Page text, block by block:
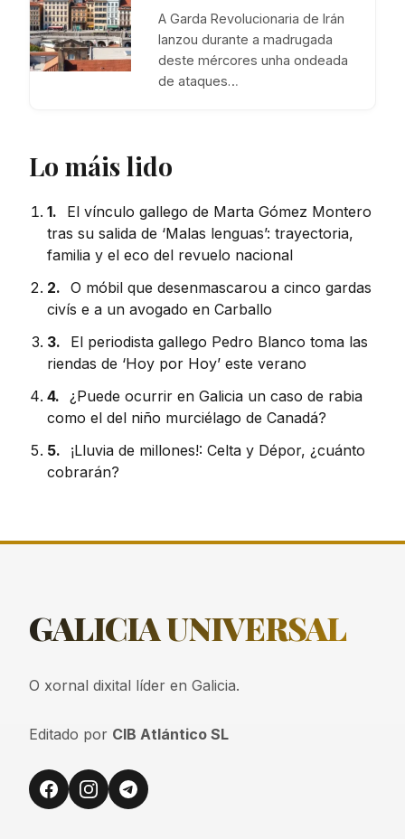
A Garda Revolucionaria de Irán
lanzou durante a madrugada
deste mércores unha ondeada
de ataques…
Lo máis lido
1.
El vínculo gallego de Marta Gómez Montero
tras su salida de ‘Malas lenguas’: trayectoria,
familia y el eco del revuelo nacional
2. O móbil que desenmascarou a cinco gardas
civís e a un avogado en Carballo
3.
El periodista gallego Pedro Blanco toma las
riendas de ‘Hoy por Hoy’ este verano
4. ¿Puede ocurrir en Galicia un caso de rabia
como el del niño murciélago de Canadá?
5.
¡Lluvia de millones!: Celta y Dépor, ¿cuánto
cobrarán?
GALICIAUNIVERSAL
O xornal dixital líder en Galicia.
Editado por CIB Atlántico SL